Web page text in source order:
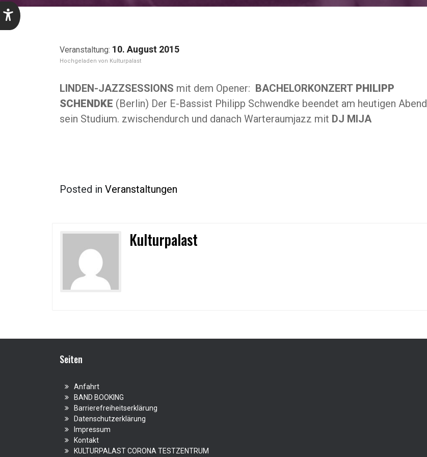
10. August 2015
Kulturpalast
LINDEN-JAZZSESSIONS mit dem Opener: BACHELORKONZERT PHILIPP
SCHENDKE (Berlin) Der E-Bassist Philipp Schwendke beendet am heutigen Abend
sein Studium. zwischendurch und danach Warteraumjazz mit DJ MIJA
Posted in Veranstaltungen
Kulturpalast
Seiten
Anfahrt
BAND BOOKING
Barrierefreiheitserklärung
Datenschutzerklärung
Impressum
Kontakt
KULTURPALAST CORONA TESTZENTRUM